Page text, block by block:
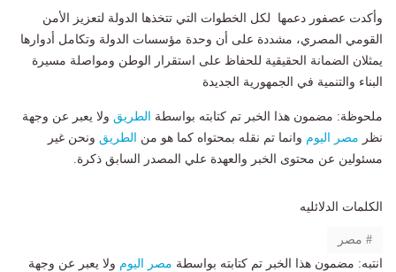
وأكدت عصفور دعمها لكل الخطوات التي تتخذها الدولة لتعزيز الأمن
القومي المصري، مشددة على أن وحدة مؤسسات الدولة وتكامل أدوارها
يمثلان الضمانة الحقيقية للحفاظ على استقرار الوطن ومواصلة مسيرة
البناء والتنمية في الجمهورية الجديدة
ملحوظة: مضمون هذا الخبر تم كتابته بواسطة الطريق ولا يعبر عن وجهة
نظر مصر اليوم وانما تم نقله بمحتواه كما هو من الطريق ونحن غير
مسئولين عن محتوى الخبر والعهدة علي المصدر السابق ذكرة.
الكلمات الدلائليه
مصر
انتبه: مضمون هذا الخبر تم كتابته بواسطة مصر اليوم ولا يعبر عن وجهة